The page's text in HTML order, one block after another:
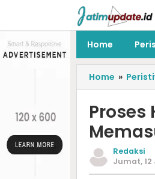
Home
Home »
Redaksi
Jumat, 12